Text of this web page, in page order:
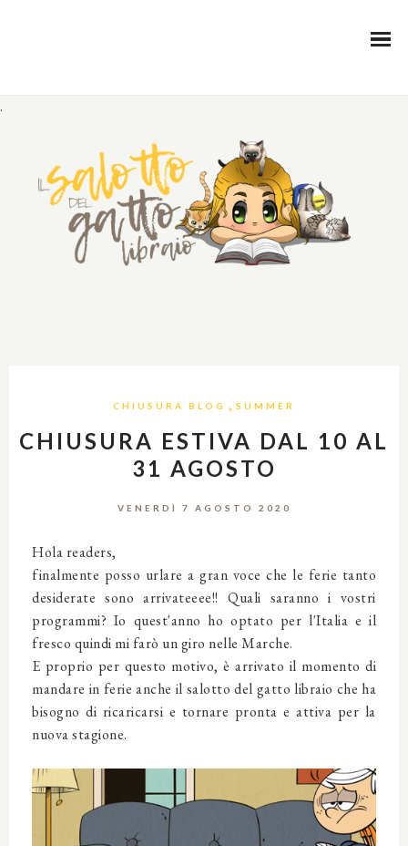
.
CHIUSURA BLOG , SUMMER
CHIUSURA ESTIVA DAL 10 AL
31 AGOSTO
VENERDÌ 7 AGOSTO 2020
Hola readers,
finalmente posso urlare a gran voce che le ferie tanto
desiderate sono arrivateeee!! Quali saranno i vostri
programmi? Io quest'anno ho optato per l'Italia e il
fresco quindi mi farò un giro nelle Marche.
E proprio per questo motivo, è arrivato il momento di
mandare in ferie anche il salotto del gatto libraio che ha
bisogno di ricaricarsi e tornare pronta e attiva per la
nuova stagione.